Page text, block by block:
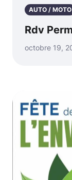
AUTO / MOTO
Rdv
octobre 19,